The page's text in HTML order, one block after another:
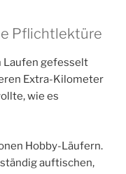
Pflichtlektüre
Laufen gefesselt
Extra-Kilometer
wie es
Hobby-Läufern.
auftischen,